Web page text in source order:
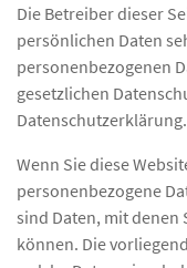
Die Betreiber dieser
persönlichen Daten
personenbezogenen
gesetzlichen
Datenschutzerklärung.
Wenn Sie diese
personenbezogene
sind Daten, mit
können. Die